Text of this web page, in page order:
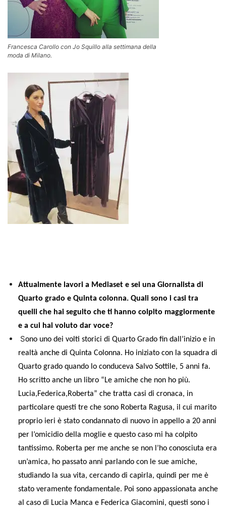
Francesca Carollo con Jo Squillo alla settimana della
moda di Milano.
Attualmente lavori a Mediaset e sei una Giornalista di
Quarto grado e Quinta colonna. Quali sono i casi tra
quelli che hai seguito che ti hanno colpito maggiormente
e a cui hai voluto dar voce?
Sono uno dei volti storici di Quarto Grado fin dall’inizio e in
realtà anche di Quinta Colonna. Ho iniziato con la squadra di
Quarto grado quando lo conduceva Salvo Sottile, 5 anni fa.
Ho scritto anche un libro “Le amiche che non ho più.
Lucia,Federica,Roberta” che tratta casi di cronaca, in
particolare questi tre che sono Roberta Ragusa, il cui marito
proprio ieri è stato condannato di nuovo in appello a 20 anni
per l’omicidio della moglie e questo caso mi ha colpito
tantissimo. Roberta per me anche se non l’ho conosciuta era
un’amica, ho passato anni parlando con le sue amiche,
studiando la sua vita, cercando di capirla, quindi per me è
stato veramente fondamentale. Poi sono appassionata anche
al caso di Lucia Manca e Federica Giacomini, questi sono i